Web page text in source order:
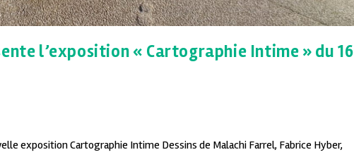
l’exposition « Cartographie Intime » du 16
exposition Cartographie Intime Dessins de Malachi Farrel, Fabrice Hyber,